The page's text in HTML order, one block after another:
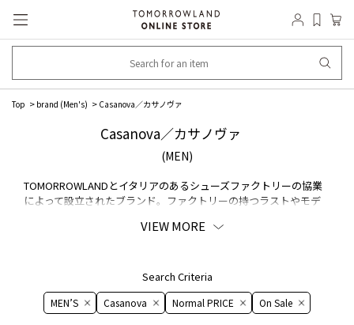
Top brand (Men's) Casanova／カサノヴァ
Casanova／カサノヴァ
(MEN)
TOMORROWLANDとイタリアのあるシューズファクトリーの協業
によって設立されたブランド。ファクトリーの持つラストやモデ
え別注商品を作り上げています。
VIEW MORE
Search Criteria
MEN’S Casanova Normal PRICE On ​​Sale​​